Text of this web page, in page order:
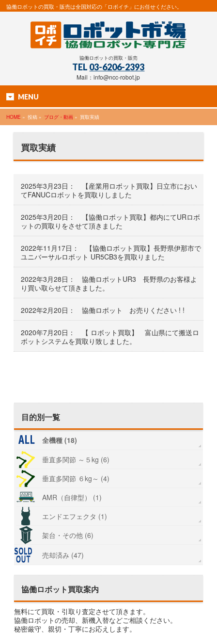
協働ロボットの買取・販売は全国対応の「ロボイチ」にお任せください。
協働ロボットの買取・販売
TEL 03-6206-2393
Mail：info@ncc-robot.jp
MENU
HOME » 投稿 » ブログ・動画 » 買取実績
買取実績
2025年3月23日： 【産業用ロボット買取】日立市におい
てFANUCロボットを買取りしました
2025年3月20日： 【協働ロボット買取】都内にてURロボ
ットの買取りをさせて頂きました
2022年11月17日： 【協働ロボット買取】長野県伊那市で
ユニバーサルロボット UR5CB3を買取りました
2022年3月28日： 協働ロボットUR3 長野県のお客様よ
り買い取らせて頂きました。
2022年2月20日： 協働ロボット お売りください ! !
2020年7月20日： 【 ロボット買取】 富山県にて搬送ロ
ボットシステムを買取り致しました。
目的別一覧
全機種 (18)
垂直多関節 ～５kg (6)
垂直多関節 ６kg～ (4)
AMR（自律型） (1)
エンドエフェクタ (1)
架台・その他 (6)
売却済み (47)
協働ロボット買取案内
無料にて買取・引取り査定させて頂きます。
協働ロボットの売却、新機入替などご相談ください。
秘密厳守、親切・丁寧にお応えします。